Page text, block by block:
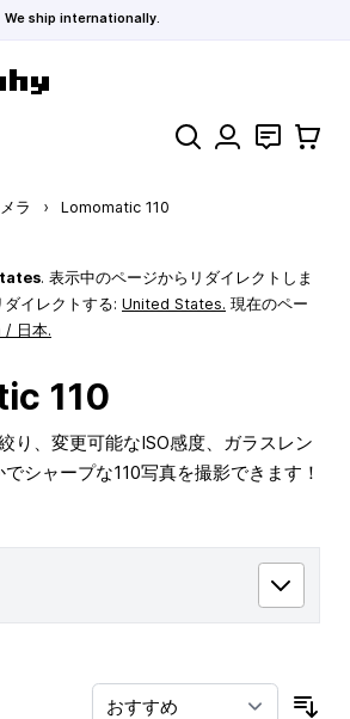
We ship internationally.
検索 お問い合わ
カート
ラ › Lomomatic 110
. 表示中のページからリダイレクトしま
イレクトする: United States. 現在のペー
/ 日本.
110
り、変更可能なISO感度、ガラスレン
シャープな110写真を撮影できます！